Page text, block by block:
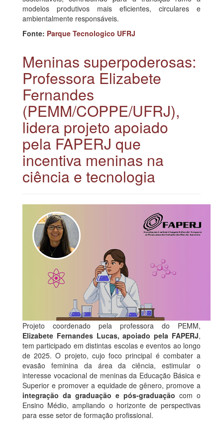
modelos produtivos mais eficientes, circulares e
ambientalmente responsáveis.
Fonte: Parque Tecnologico UFRJ
Meninas superpoderosas:
Professora Elizabete
Fernandes
(PEMM/COPPE/UFRJ),
lidera projeto apoiado
pela FAPERJ que
incentiva meninas na
ciência e tecnologia
Projeto coordenado pela professora do PEMM,
Elizabete Fernandes Lucas, apoiado pela FAPERJ,
tem participado em distintas escolas e eventos ao longo
de 2025. O projeto, cujo foco principal é combater a
evasão feminina da área da ciência, estimular o
interesse vocacional de meninas da Educação Básica e
Superior e promover a equidade de gênero, promove a
integração da graduação e pós-graduação com o
Ensino Médio, ampliando o horizonte de perspectivas
para esse setor de formação profissional.